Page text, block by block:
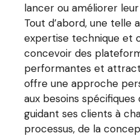
lancer ou améliorer
Tout d’abord, une telle
expertise technique et
concevoir des
performantes et
offre une approche
aux besoins
guidant ses clients à
processus, de la